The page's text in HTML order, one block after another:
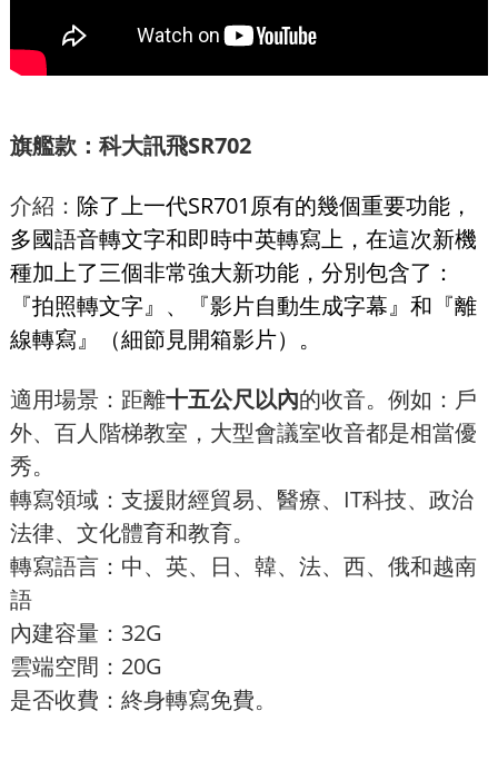
旗艦款：科大訊飛SR702
介紹： 除了上一代SR701原有的幾個重要功能，
多國語音轉文字和即時中英轉寫上，在這次新機
種加上了三個非常強大新功能，分別包含了：
『拍照轉文字』、『影片自動生成字幕』和『離
線轉寫』（細節見開箱影片）。
適用場景：距離十五公尺以內的收音。例如：戶
外、百人階梯教室，大型會議室收音都是相當優
秀。
轉寫領域：支援財經貿易、醫療、IT科技、政治
法律、文化體育和教育。
轉寫語言：中、英、日、韓、法、西、俄和越南
語
內建容量：32G
雲端空間：20G
是否收費：終身轉寫免費。